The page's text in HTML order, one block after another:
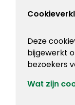
Deze
bijgewerkt
bezoekers
Wat zijn